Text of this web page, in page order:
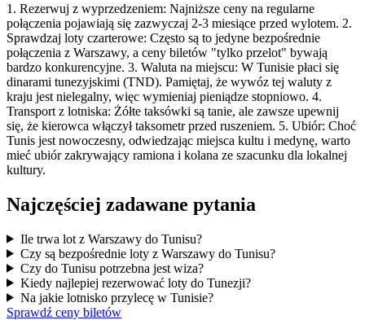
1. Rezerwuj z wyprzedzeniem: Najniższe ceny na regularne
połączenia pojawiają się zazwyczaj 2-3 miesiące przed wylotem. 2.
Sprawdzaj loty czarterowe: Często są to jedyne bezpośrednie
połączenia z Warszawy, a ceny biletów "tylko przelot" bywają
bardzo konkurencyjne. 3. Waluta na miejscu: W Tunisie płaci się
dinarami tunezyjskimi (TND). Pamiętaj, że wywóz tej waluty z
kraju jest nielegalny, więc wymieniaj pieniądze stopniowo. 4.
Transport z lotniska: Żółte taksówki są tanie, ale zawsze upewnij
się, że kierowca włączył taksometr przed ruszeniem. 5. Ubiór: Choć
Tunis jest nowoczesny, odwiedzając miejsca kultu i medynę, warto
mieć ubiór zakrywający ramiona i kolana ze szacunku dla lokalnej
kultury.
Najczęściej zadawane pytania
Ile trwa lot z Warszawy do Tunisu?
Czy są bezpośrednie loty z Warszawy do Tunisu?
Czy do Tunisu potrzebna jest wiza?
Kiedy najlepiej rezerwować loty do Tunezji?
Na jakie lotnisko przylecę w Tunisie?
Sprawdź ceny biletów